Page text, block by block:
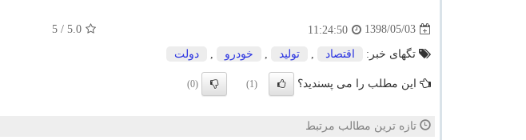
1398/05/03
11:24:50
5.0
/ 5
تگهای خبر: اقتصاد تولید خودرو دولت
این مطلب را می پسندید؟ (1)
(0)
تازه ترین مطالب مرتبط